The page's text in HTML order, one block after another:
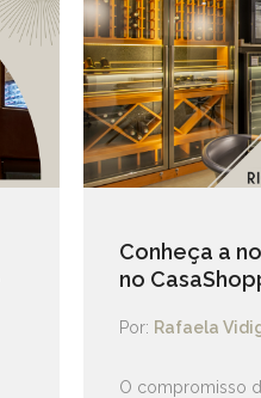
Conheça a
no
Por: Rafaela
O compromisso